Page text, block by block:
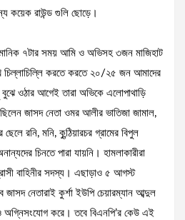
কয়েক রাউন্ড গুলি ছোড়ে।
৭টার সময় আমি ও অভিসহ ৩জন মাজিহাট
চিল্লাচিল্লি করতে করতে ২০/২৫ জন আমাদের
ওঠার আগেই তারা অভিকে এলোপাথাড়ি
জাসদ নেতা ওমর আলীর ভাতিজা জামাল,
রনি, মনি, কুন্ঠিয়ারচর গ্রামের বিপুল
চিনতে পারা যায়নি। হামলাকারীরা
বাহিনীর সদস্য। এছাড়াও ৫ আগস্ট
জাসদ নেতারাই কুর্শা ইউপি চেয়ারম্যান আব্দুল
ও অগ্নিসংযোগ করে। তবে বিএনপি’র কেউ এই